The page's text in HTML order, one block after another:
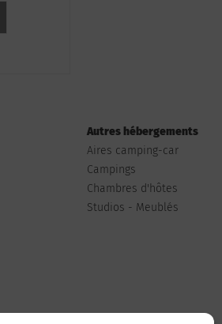
Autres hébergements
Aires camping-car
Campings
Chambres d'hôtes
Studios - Meublés